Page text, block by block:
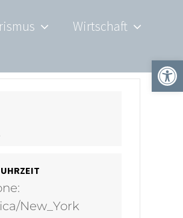
Wirtschaft
New_York